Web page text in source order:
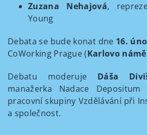
Zuzana Nehajová,
Young
Debata se bude konat dne 16.
CoWorking Prague (Karlovo
Debatu moderuje Dáša
manažerka Nadace
pracovní skupiny Vzdělávání při
a společnost.